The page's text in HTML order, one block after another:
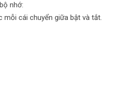
nhớ:
cái chuyển giữa bật và tắt.